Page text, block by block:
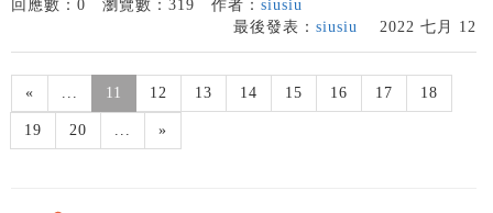
回應數：0 瀏覽數：319 作者： siusiu
最後發表： siusiu 2022 七月 12
« ... 11 12 13 14 15 16 17 18
19 20 ... »